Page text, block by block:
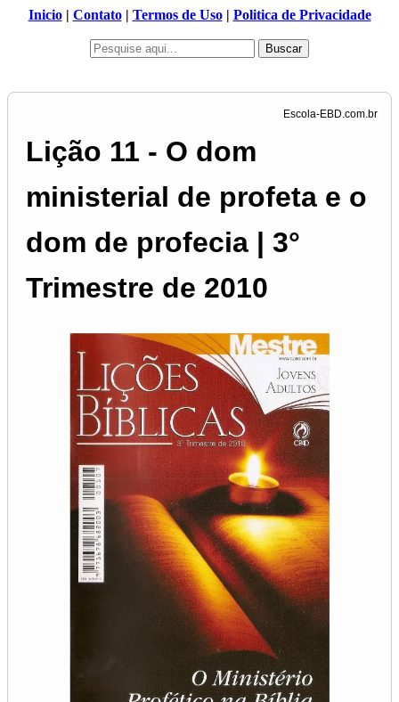
Inicio| Contato| Termos de Uso| Politica de Privacidade
Buscar
Lição 11 - O dom
ministerial de profeta e o
dom de profecia | 3°
Trimestre de 2010